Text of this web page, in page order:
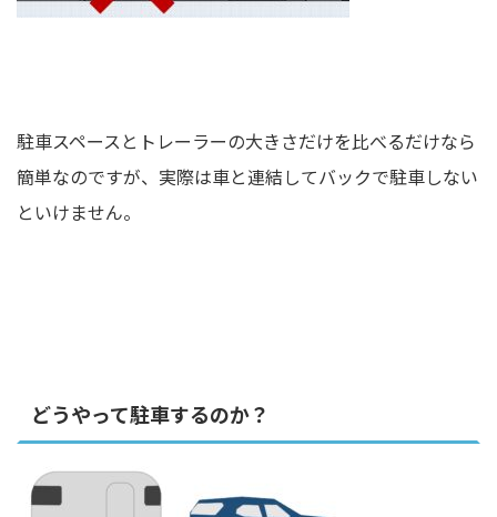
駐車スペースとトレーラーの大きさだけを比べるだけなら
簡単なのですが、実際は車と連結してバックで駐車しない
といけません。
どうやって駐車するのか？